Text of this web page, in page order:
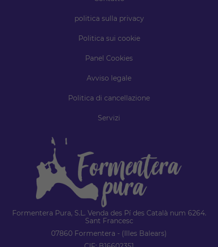
politica sulla privacy
Politica sui cookie
Panel Cookies
Avviso legale
Politica di cancellazione
Servizi
Formentera Pura, S.L. Venda des Pí des Català num 6264.
Sant Francesc
07860 Formentera - (Illes Balears)